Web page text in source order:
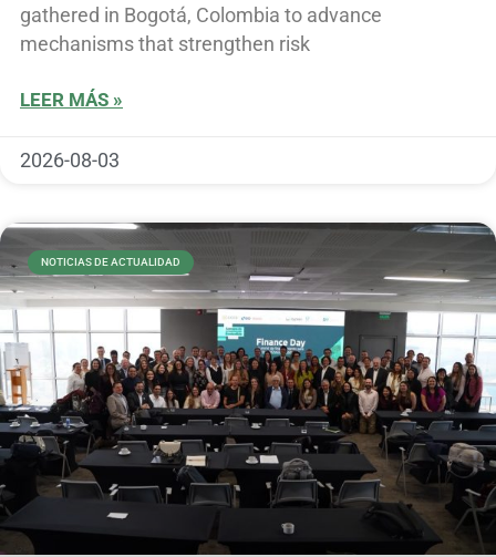
gathered in Bogotá, Colombia to advance
mechanisms that strengthen risk
LEER MÁS »
2026-08-03
NOTICIAS DE ACTUALIDAD